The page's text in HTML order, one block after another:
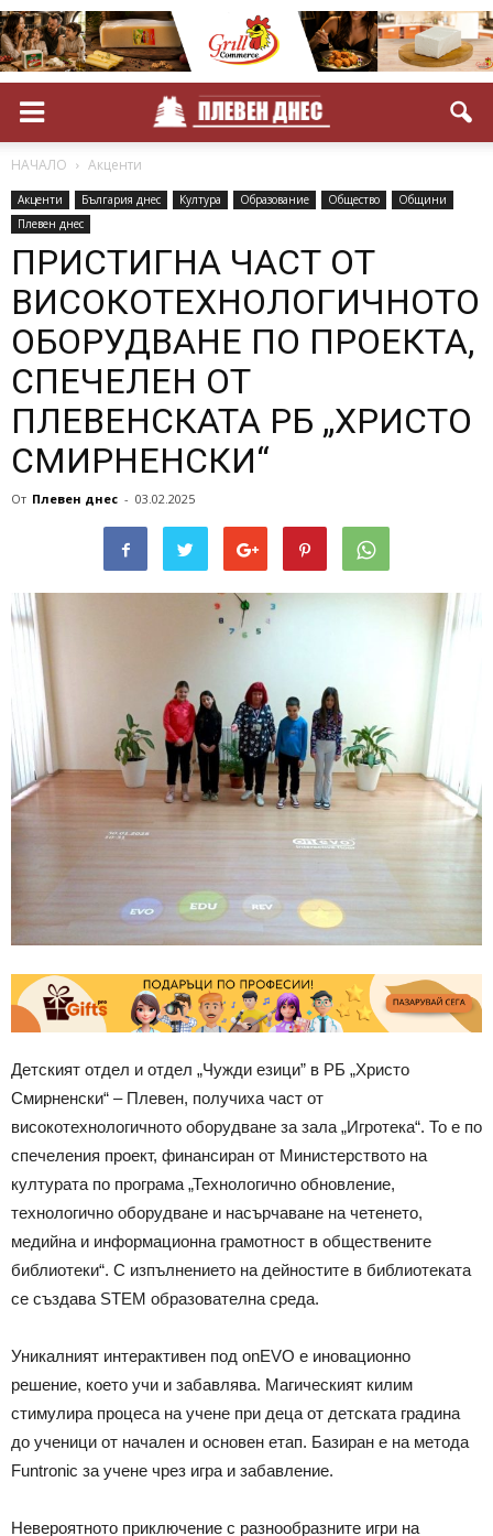
НАЧАЛО Акценти
Акценти България днес Култура Образование Общество
Общини
Плевен днес
ПРИСТИГНА ЧАСТ ОТ
ВИСОКОТЕХНОЛОГИЧНОТО
ОБОРУДВАНЕ ПО ПРОЕКТА,
СПЕЧЕЛЕН ОТ
ПЛЕВЕНСКАТА РБ „ХРИСТО
СМИРНЕНСКИ“
От Плевен днес - 03.02.2025
Детският отдел и отдел „Чужди езици” в РБ „Христо
Смирненски“ – Плевен, получиха част от
високотехнологичното оборудване за зала „Игротека“. То е по
спечеления проект, финансиран от Министерството на
културата по програма „Технологично обновление,
технологично оборудване и насърчаване на четенето,
медийна и информационна грамотност в обществените
библиотеки“. С изпълнението на дейностите в библиотеката
се създава STEM образователна среда.
Уникалният интерактивен под onEVO e иновационно
решение, което учи и забавлява. Магическият килим
стимулира процеса на учене при деца от детската градина
до ученици от начален и основен етап. Базиран е на метода
Funtronic за учене чрез игра и забавление.
Невероятното приключение с разнообразните игри на